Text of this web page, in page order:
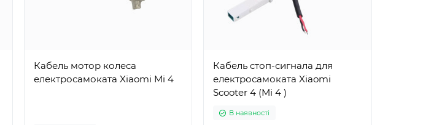
Кабель мотор колеса
електросамоката Xiaomi Mi 4
Кабель стоп-сигнала для
електросамоката Xiaomi
Scooter 4 (Mi 4 )
В наявності